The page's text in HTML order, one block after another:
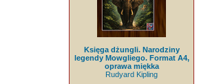
Księga dżungli. Narodziny
legendy Mowgliego. Format A4,
oprawa miękka
Rudyard Kipling